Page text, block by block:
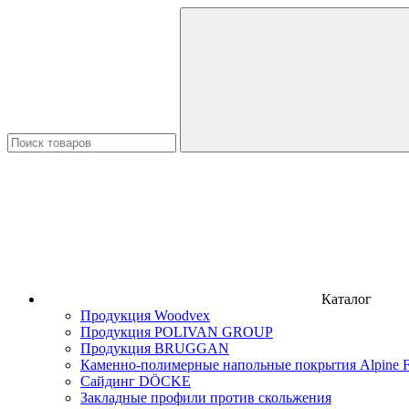
Каталог
Продукция Woodvex
Продукция POLIVAN GROUP
Продукция BRUGGAN
Каменно-полимерные напольные покрытия Alpine
Сайдинг DÖCKE
Закладные профили против скольжения